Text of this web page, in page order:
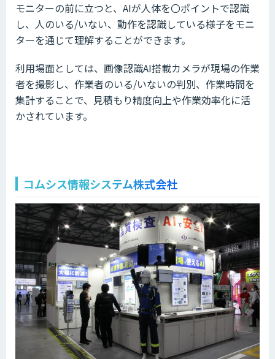
モニターの前に立つと、AIが人体を〇ポイントで認識
し、人のいる/いない、動作を認識している様子をモニ
ターを通じて理解することができます。
利用場面としては、画像認識AI搭載カメラが現場の作業
者を撮影し、作業者のいる/いないの判別、作業時間を
集計することで、見積もり精度向上や作業効率化に活
かされています。
コムシス情報システム株式会社